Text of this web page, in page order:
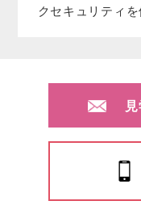
クセキュリティを